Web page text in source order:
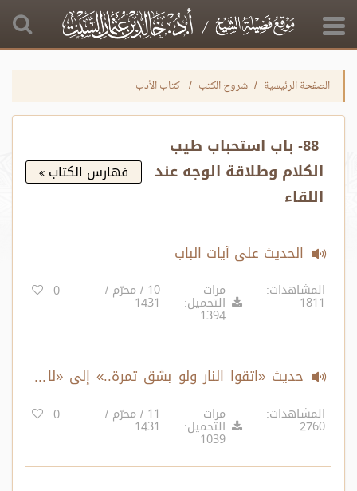
الصفحة الرئيسية شروح الكتب كتاب الأدب
88- باب استحباب طيب
الكلام وطلاقة الوجه عند
اللقاء
فهارس الكتاب
الحديث على آيات الباب
المشاهدات:
1811
مرات
التحميل:
1394
10 / محرّم /
1431
0
حديث «اتقوا النار ولو بشق تمرة..» إلى «لا
تحقرن من المعروف شيئًا..»
المشاهدات:
2760
مرات
التحميل:
1039
11 / محرّم /
1431
0